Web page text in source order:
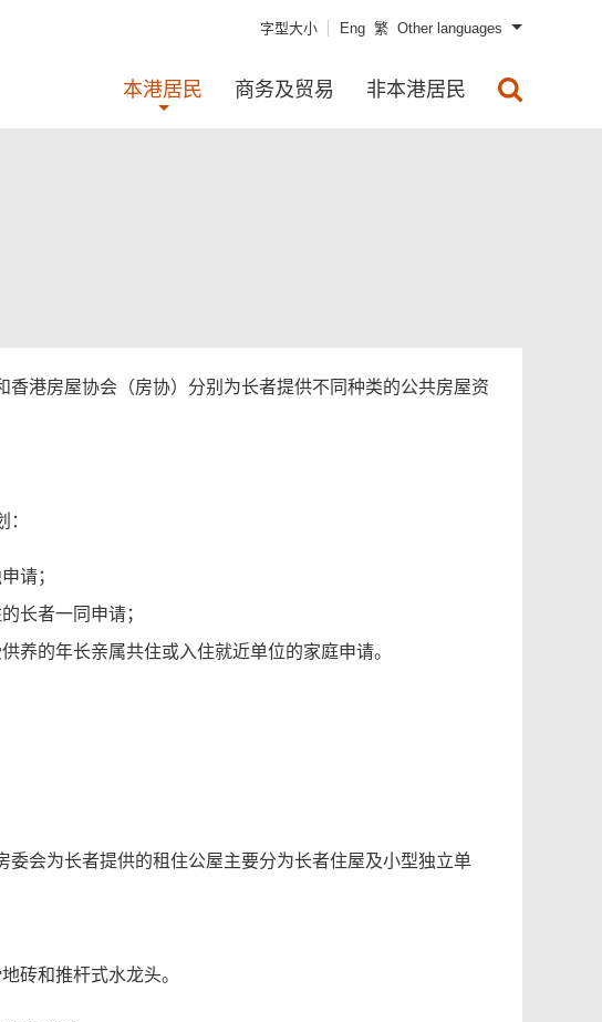
字型大小 Eng 繁 Other languages
本港居民 商务及贸易 非本港居民
港房屋协会（房协）分别为长者提供不同种类的公共房屋资
请；
长者一同申请；
养的年长亲属共住或入住就近单位的家庭申请。
会为长者提供的租住公屋主要分为长者住屋及小型独立单
砖和推杆式水龙头。